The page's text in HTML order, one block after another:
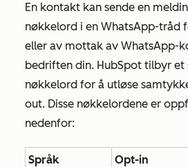
En kontakt kan sende en
nøkkelord i en WhatsApp-tråd
eller av mottak av WhatsApp-
bedriften din. HubSpot tilbyr
nøkkelord for å utløse
out. Disse nøkkelordene er
nedenfor:
Språk Opt-in